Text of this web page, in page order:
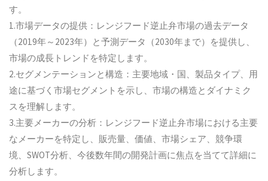
す。
1.市場データの提供：レンジフード逆止弁市場の過去データ
（2019年～2023年）と予測データ（2030年まで）を提供し、
市場の成長トレンドを特定します。
2.セグメンテーションと構造：主要地域・国、製品タイプ、用
途に基づく市場セグメントを示し、市場の構造とダイナミク
スを理解します。
3.主要メーカーの分析：レンジフード逆止弁市場における主要
なメーカーを特定し、販売量、価値、市場シェア、競争環
境、SWOT分析、今後数年間の開発計画に焦点を当てて詳細に
分析します。